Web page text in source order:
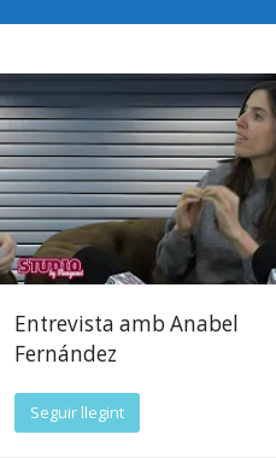
Entrevista amb Anabel
Fernández
Seguir llegint